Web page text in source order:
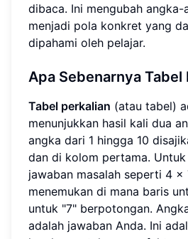
dibaca. Ini mengubah angka-
menjadi pola konkret yang
dipahami oleh pelajar.
Apa Sebenarnya Tabel
Tabel perkalian (atau tabel)
menunjukkan hasil kali dua
angka dari 1 hingga 10
dan di kolom pertama. Untuk
jawaban masalah seperti 4 x
menemukan di mana baris
untuk "7" berpotongan.
adalah jawaban Anda. Ini